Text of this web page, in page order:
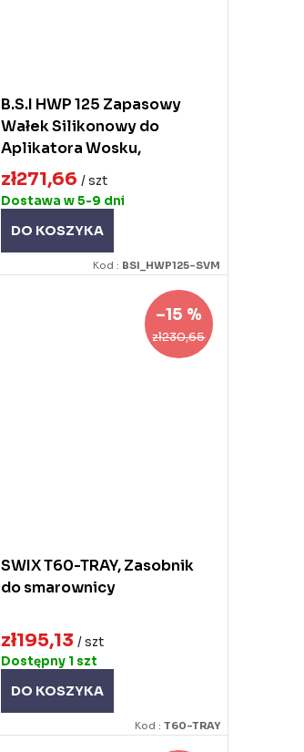
B.S.I HWP 125 Zapasowy
Wałek Silikonowy do
Aplikatora Wosku,
Niebieski
zł271,66 / szt
Dostawa w 5-9 dni
DO KOSZYKA
Kod : BSI_HWP125-SVM
zł230,65
–15 %
SWIX T60-TRAY, Zasobnik
do smarownicy
zł195,13 / szt
Dostępny 1 szt
DO KOSZYKA
Kod : T60-TRAY